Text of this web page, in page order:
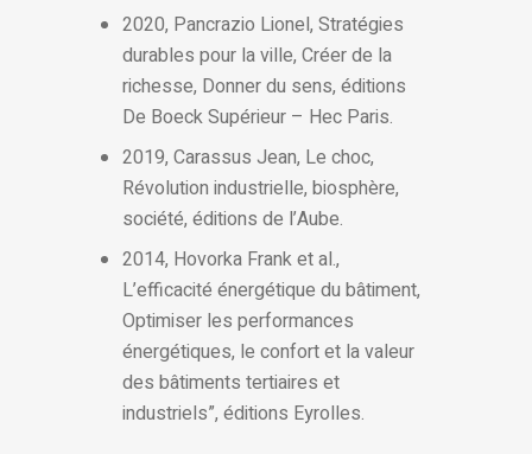
2020, Pancrazio Lionel, Stratégies
durables pour la ville, Créer de la
richesse, Donner du sens, éditions
De Boeck Supérieur – Hec Paris.
2019, Carassus Jean, Le choc,
Révolution industrielle, biosphère,
société, éditions de l’Aube.
2014, Hovorka Frank et al.,
L’efficacité énergétique du bâtiment,
Optimiser les performances
énergétiques, le confort et la valeur
des bâtiments tertiaires et
industriels”, éditions Eyrolles.